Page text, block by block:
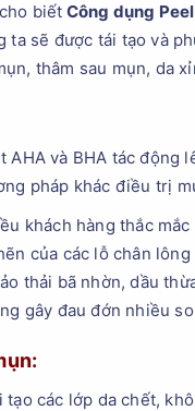
biết Công dụng
ta sẽ được tái tạo và
thâm sau mụn, da
AHA và BHA tác
pháp khác điều trị
khách hàng thắc
của các lỗ chân
thải bã nhờn, dầu
gây đau đớn nhiều
các lớp da chết,